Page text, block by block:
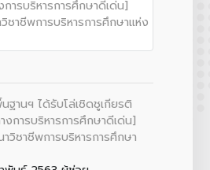
ฐานฯ ได้รับโล่เชิดชูเกียรติ
งการบริหารการศึกษาดีเด่น]
วิชาชีพการบริหารการศึกษา